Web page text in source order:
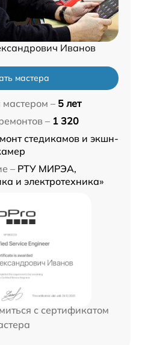
Иванов
мастера
– 5 лет
– 1 320
стедикамов и экшн-
– РТУ МИРЭА,
и электротехника»
с сертификатом